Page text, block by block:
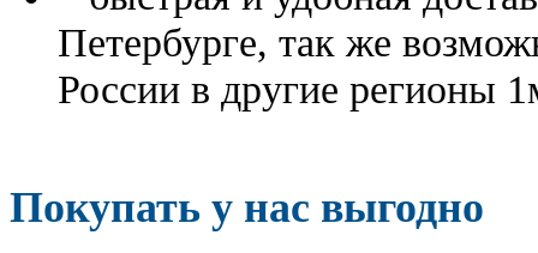
Петербурге, так же
России в другие регионы
Покупать у нас выгодно